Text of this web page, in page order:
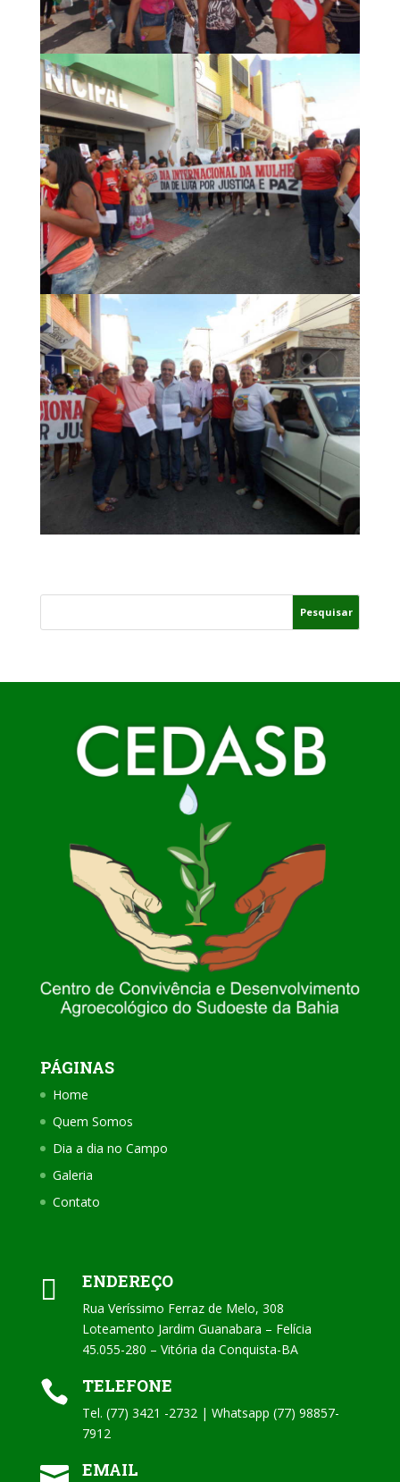
PÁGINAS
Home
Quem Somos
Dia a dia no Campo
Galeria
Contato
 ENDEREÇO
Rua Veríssimo Ferraz de Melo, 308
Loteamento Jardim Guanabara – Felícia
45.055-280 – Vitória da Conquista-BA
 TELEFONE
Tel. (77) 3421 -2732 | Whatsapp (77) 98857-
7912
 EMAIL